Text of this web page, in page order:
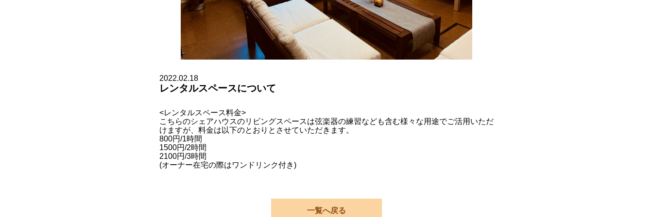
2022.02.18
レンタルスペースについて
<レンタルスペース料金>
こちらのシェアハウスのリビングスペースは弦楽器の練習なども含む様々な用途でご活用いただ
けますが、料金は以下のとおりとさせていただきます。
800円/1時間
1500円/2時間
2100円/3時間
(オーナー在宅の際はワンドリンク付き)
一覧へ戻る